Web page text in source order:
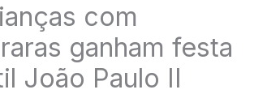
com
ganham festa
João Paulo II